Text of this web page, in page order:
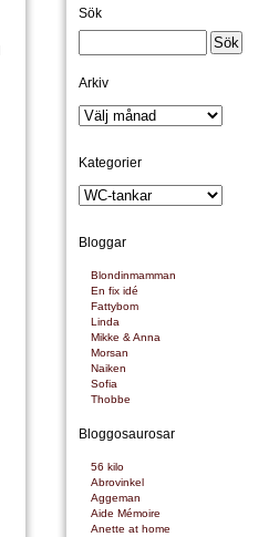
Sök
Arkiv
Kategorier
Bloggar
Blondinmamman
En fix idé
Fattybom
Linda
Mikke & Anna
Morsan
Naiken
Sofia
Thobbe
Bloggosaurosar
56 kilo
Abrovinkel
Aggeman
Aide Mémoire
Anette at home